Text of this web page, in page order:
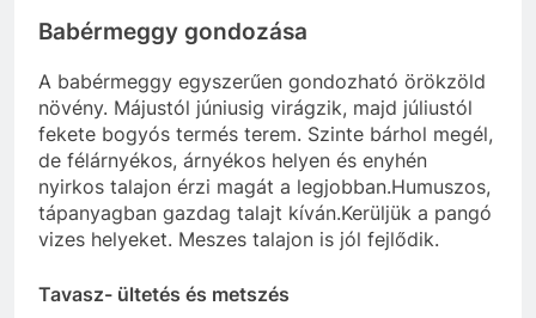
Babérmeggy gondozása
A babérmeggy egyszerűen gondozható örökzöld
növény. Májustól júniusig virágzik, majd júliustól
fekete bogyós termés terem. Szinte bárhol megél,
de félárnyékos, árnyékos helyen és enyhén
nyirkos talajon érzi magát a legjobban.Humuszos,
tápanyagban gazdag talajt kíván.Kerüljük a pangó
vizes helyeket. Meszes talajon is jól fejlődik.
Tavasz- ültetés és metszés